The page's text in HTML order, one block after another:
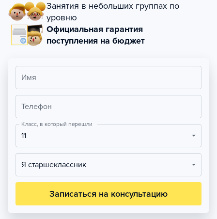
Занятия в небольших группах по
уровню
Официальная гарантия
поступления на бюджет
Имя
Телефон
Класс, в который перешли
11
Я старшеклассник
Записаться на консультацию